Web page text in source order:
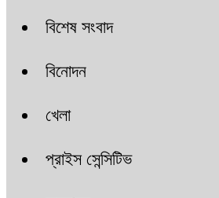
বিশেষ সংবাদ
বিনোদন
খেলা
প্রাইস সেন্সিটিভ